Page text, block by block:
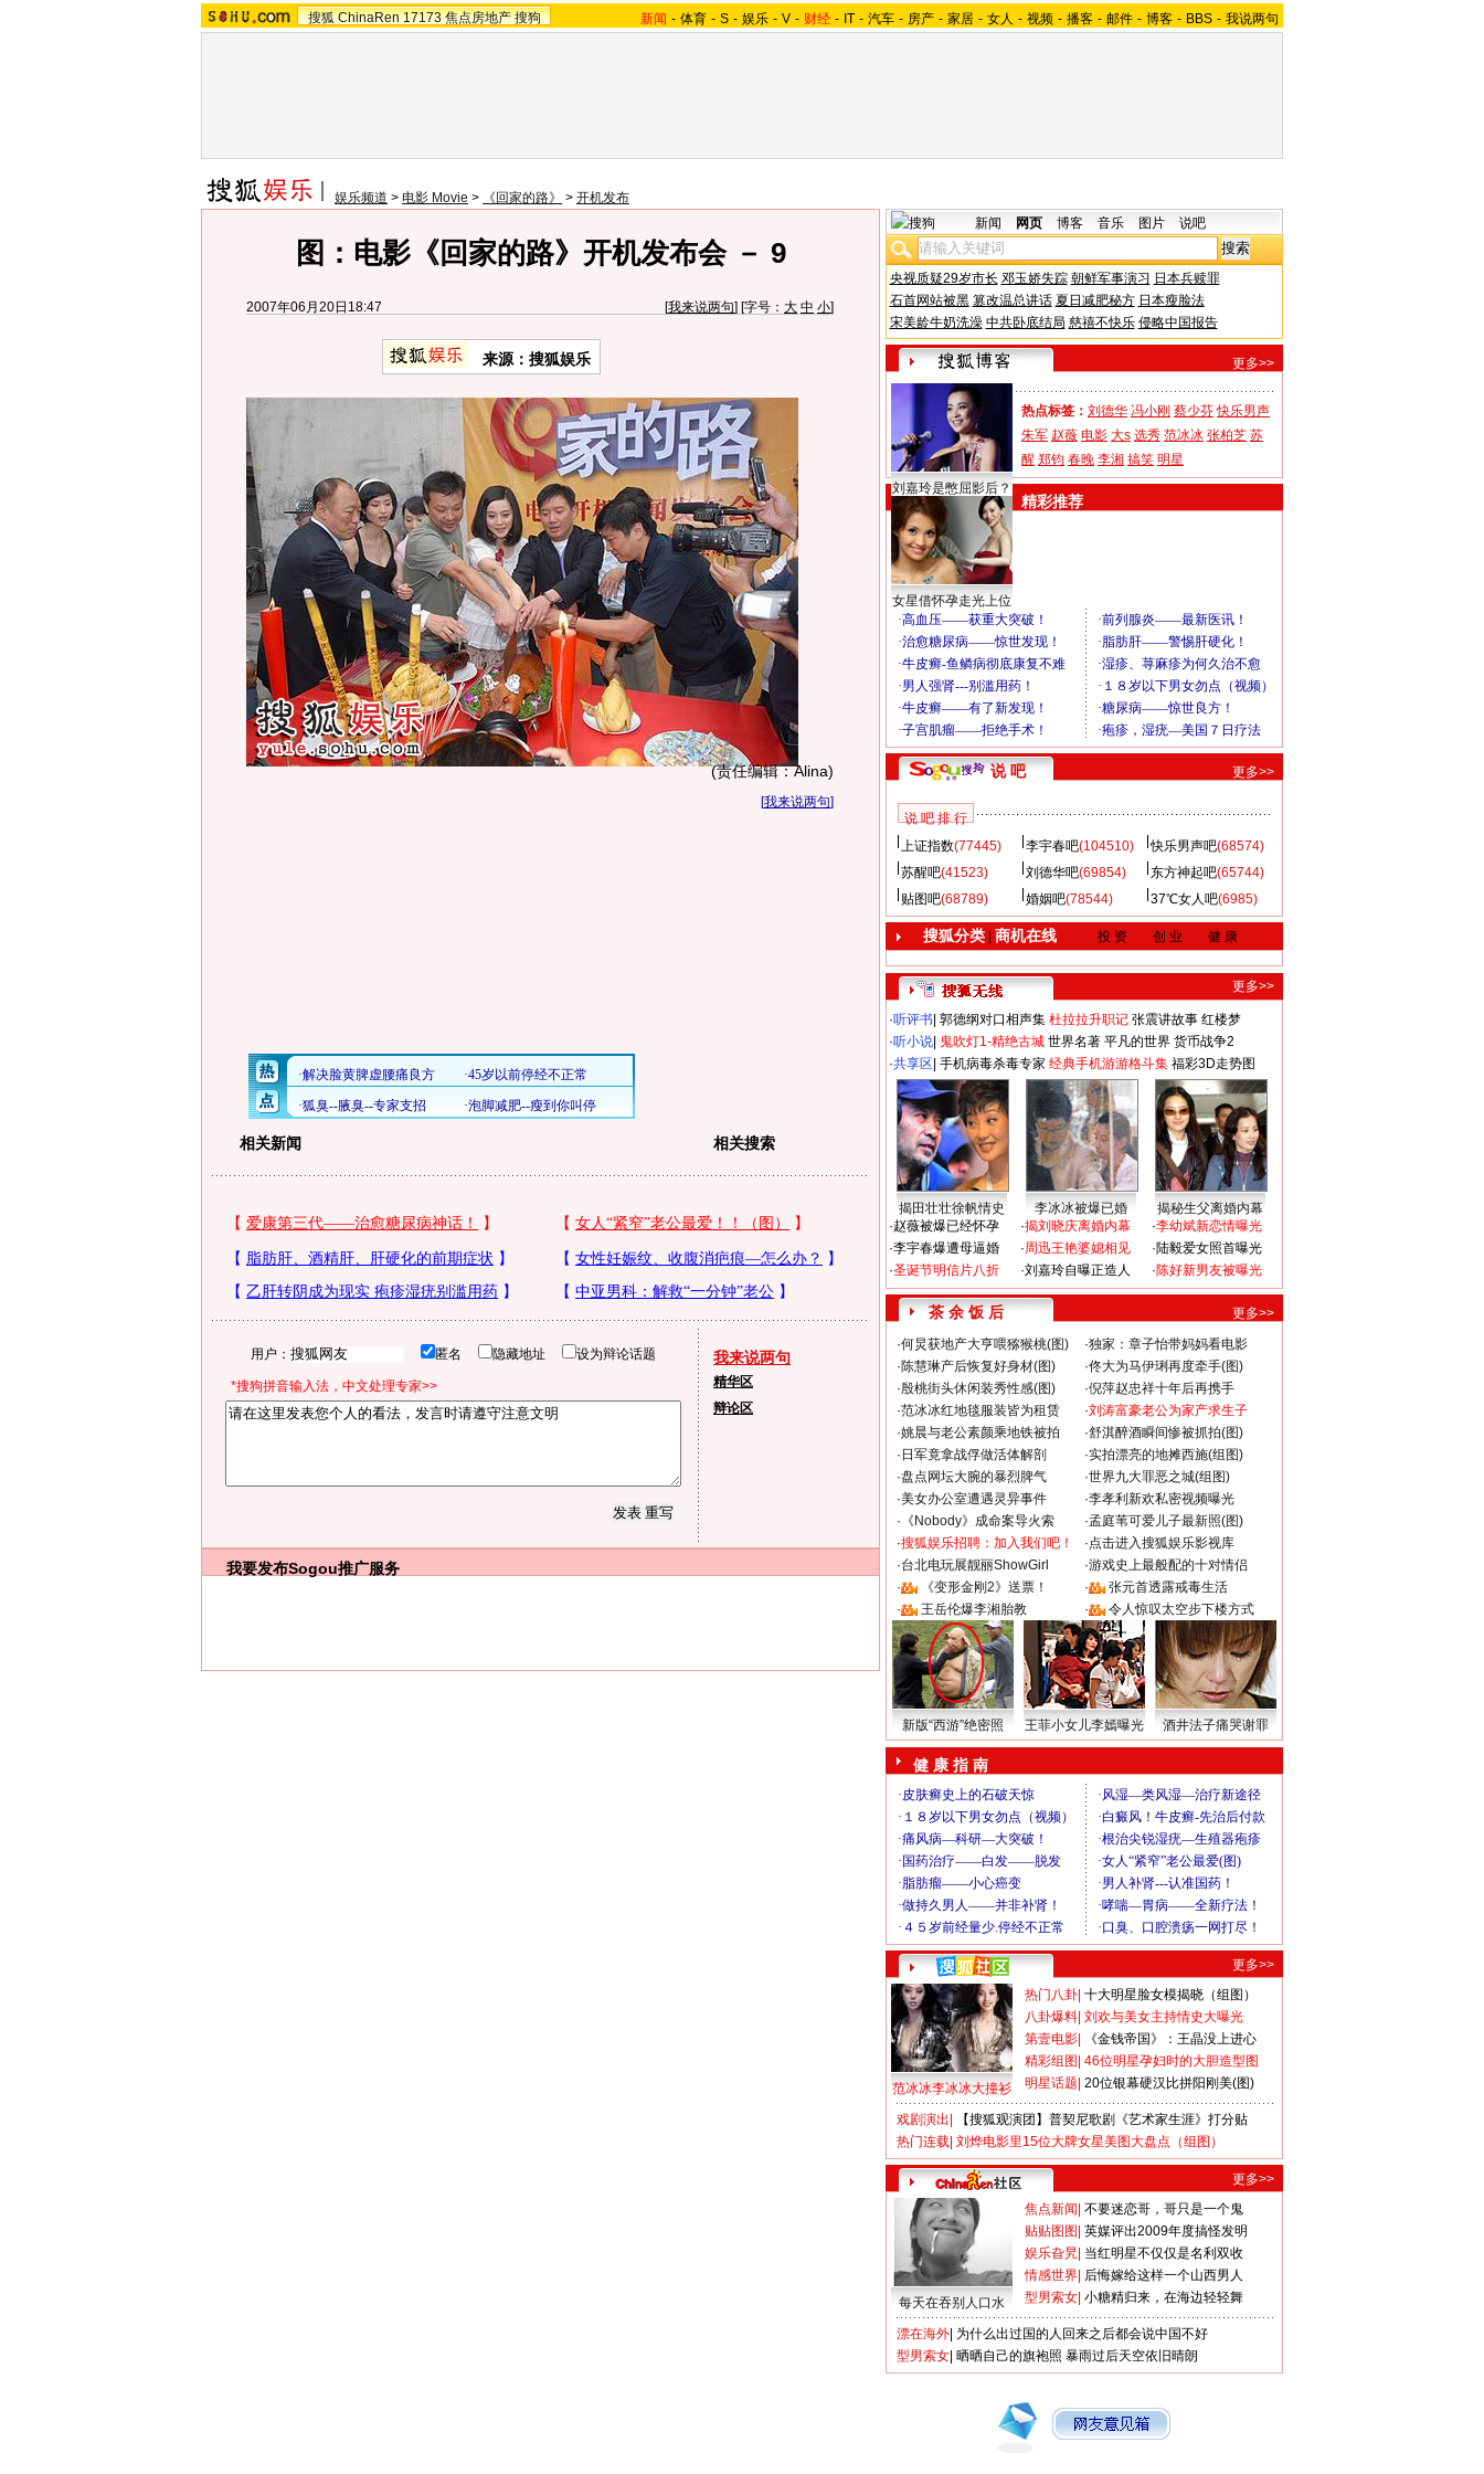
搜狐 ChinaRen 17173 焦点房地产 搜狗 新闻 - 体育 - S - 娱乐 - V - 财经 - IT - 汽车 - 房产 - 家居 - 女人 - 视频 - 播客 - 邮件 - 博客 - BBS - 我说两句
娱乐频道 > 电影 Movie > 《回家的路》 > 开机发布
图：电影《回家的路》开机发布会 － 9
2007年06月20日18:47 [我来说两句] [字号： 大 中 小]
来源：搜狐娱乐
(责任编辑：Alina)
[我来说两句]
相关新闻 相关搜索
用户： 匿名 隐藏地址 设为辩论话题
*搜狗拼音输入法，中文处理专家>>
我来说两句
精华区
辩论区
我要发布Sogou推广服务
新闻 网页 博客 音乐 图片 说吧
央视质疑29岁市长 邓玉娇失踪 朝鲜军事演习 日本兵赎罪
石首网站被黑 篡改温总讲话 夏日减肥秘方 日本瘦脸法
宋美龄牛奶洗澡 中共卧底结局 慈禧不快乐 侵略中国报告
更多>>
刘嘉玲是憋屈影后？
女星借怀孕走光上位
热点标签： 刘德华 冯小刚 蔡少芬 快乐男声
朱军 赵薇 电影 大s 选秀 范冰冰 张柏芝 苏
醒 郑钧 春晚 李湘 搞笑 明星
精彩推荐
说 吧 更多>>
说 吧 排 行
上证指数(77445) 李宇春吧(104510) 快乐男声吧(68574)
苏醒吧(41523) 刘德华吧(69854) 东方神起吧(65744)
贴图吧(68789) 婚姻吧(78544) 37℃女人吧(6985)
搜狐分类| 商机在线 投 资 创 业 健 康
更多>>
·听评书 郭德纲对口相声集 杜拉拉升职记 张震讲故事 红楼梦
·听小说 鬼吹灯1-精绝古城 世界名著 平凡的世界 货币战争2
·共享区 手机病毒杀毒专家 经典手机游游格斗集 福彩3D走势图
揭田壮壮徐帆情史 李冰冰被爆已婚
揭秘生父离婚内幕
·赵薇被爆已经怀孕
·李宇春爆遭母逼婚
·圣诞节明信片八折
·揭刘晓庆离婚内幕
·周迅王艳婆媳相见
·刘嘉玲自曝正造人
·李幼斌新恋情曝光
·陆毅爱女照首曝光
·陈好新男友被曝光
茶 余 饭 后
更多>>
·何炅获地产大亨喂猕猴桃(图) ·独家：章子怡带妈妈看电影
·陈慧琳产后恢复好身材(图) ·佟大为马伊琍再度牵手(图)
·殷桃街头休闲装秀性感(图) ·倪萍赵忠祥十年后再携手
·范冰冰红地毯服装皆为租赁 ·刘涛富豪老公为家产求生子
·姚晨与老公素颜乘地铁被拍 ·舒淇醉酒瞬间惨被抓拍(图)
· 日军竟拿战俘做活体解剖 ·实拍漂亮的地摊西施(组图)
·盘点网坛大腕的暴烈脾气 ·世界九大罪恶之城(组图)
·美女办公室遭遇灵异事件 ·李孝利新欢私密视频曝光
· 《Nobody》成命案导火索 ·孟庭苇可爱儿子最新照(图)
·搜狐娱乐招聘：加入我们吧！ ·点击进入搜狐娱乐影视库
·台北电玩展靓丽ShowGirl ·游戏史上最般配的十对情侣
·
《变形金刚2》送票！ ·
张元首透露戒毒生活
·
王岳伦爆李湘胎教 · 令人惊叹太空步下楼方式
新版“西游”绝密照 王菲小女儿李嫣曝光 酒井法子痛哭谢罪
健 康 指 南
更多>>
范冰冰李冰冰大撞衫
热门八卦 十大明星脸女模揭晓（组图）
八卦爆料 刘欢与美女主持情史大曝光
第壹电影
《金钱帝国》：王晶没上进心
精彩组图 46位明星孕妇时的大胆造型图
明星话题 20位银幕硬汉比拼阳刚美(图)
戏剧演出
【搜狐观演团】普契尼歌剧《艺术家生涯》打分贴
热门连载 刘烨电影里15位大牌女星美图大盘点（组图）
更多>>
每天在吞别人口水
焦点新闻 不要迷恋哥，哥只是一个鬼
贴贴图图 英媒评出2009年度搞怪发明
娱乐旮旯 当红明星不仅仅是名利双收
情感世界 后悔嫁给这样一个山西男人
型男索女 小糖精归来，在海边轻轻舞
漂在海外 为什么出过国的人回来之后都会说中国不好
型男索女 晒晒自己的旗袍照 暴雨过后天空依旧晴朗